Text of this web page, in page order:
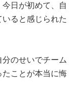
今日が初めて、自
ると感じられた
分のせいでチーム
ことが本当に悔